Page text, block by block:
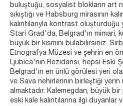
buluştuğu, sosyalist blokların art
sıkıştığı ve Habsburg mirasının
kalıntılarıyla kontrast oluşturduğu
Stari Grad'da, Belgrad'ın mimari,
büyük bir kısmını bulabilirsiniz.
Etnografya Müzesi ve şehrin en
Ljubica'nın Rezidansı, hepsi Eski
Belgrad'ın en ünlü görülesi yeri
ve Sava nehirlerinin birleştiği
almaktadır. Kalemegdan, büyük
eski kale kalıntılarına ilgi duyanlar